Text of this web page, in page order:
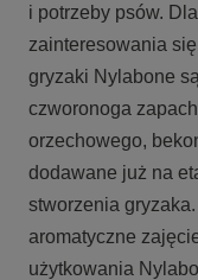
i potrzeby psów.
zainteresowania
gryzaki Nylabone
czworonoga
orzechowego,
dodawane już na
stworzenia
aromatyczne
użytkowania